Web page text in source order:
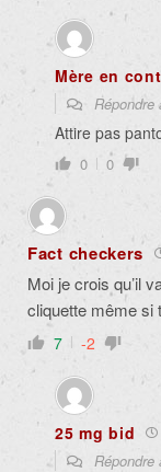
Mère en
Répondre
Attire pas
0 0
Fact checkers
Moi je crois qu’il
cliquette même si
7 -2
25 mg bid
Répondre